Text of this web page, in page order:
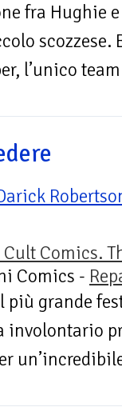
fra Hughie
l’unico
Comics.
Comics -
più grande
involontario